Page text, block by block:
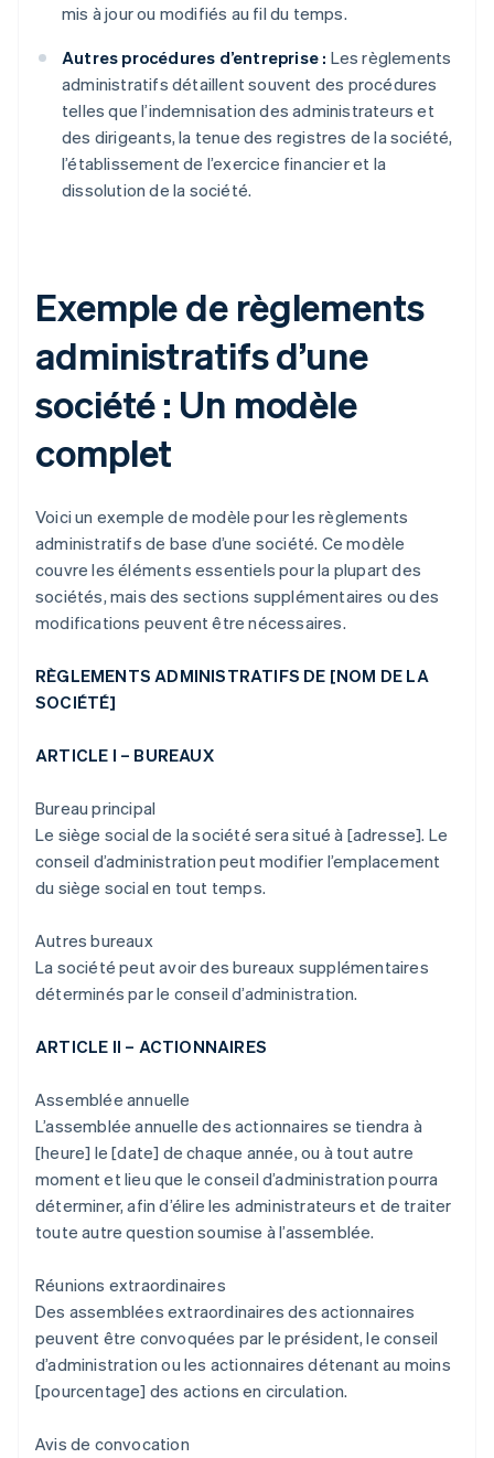
mis à jour ou modifiés au fil du temps.
Autres procédures d’entreprise : Les règlements
administratifs détaillent souvent des procédures
telles que l’indemnisation des administrateurs et
des dirigeants, la tenue des registres de la société,
l’établissement de l’exercice financier et la
dissolution de la société.
Exemple de règlements
administratifs d’une
société : Un modèle
complet
Voici un exemple de modèle pour les règlements
administratifs de base d’une société. Ce modèle
couvre les éléments essentiels pour la plupart des
sociétés, mais des sections supplémentaires ou des
modifications peuvent être nécessaires.
RÈGLEMENTS ADMINISTRATIFS DE [NOM DE LA
SOCIÉTÉ]
ARTICLE I – BUREAUX
Bureau principal
Le siège social de la société sera situé à [adresse]. Le
conseil d’administration peut modifier l’emplacement
du siège social en tout temps.
Autres bureaux
La société peut avoir des bureaux supplémentaires
déterminés par le conseil d’administration.
ARTICLE II – ACTIONNAIRES
Assemblée annuelle
L’assemblée annuelle des actionnaires se tiendra à
[heure] le [date] de chaque année, ou à tout autre
moment et lieu que le conseil d’administration pourra
déterminer, afin d’élire les administrateurs et de traiter
toute autre question soumise à l’assemblée.
Réunions extraordinaires
Des assemblées extraordinaires des actionnaires
peuvent être convoquées par le président, le conseil
d’administration ou les actionnaires détenant au moins
[pourcentage] des actions en circulation.
Avis de convocation